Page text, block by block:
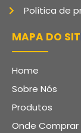
Política de
MAPA DO
Home
Sobre Nós
Produtos
Onde Comprar